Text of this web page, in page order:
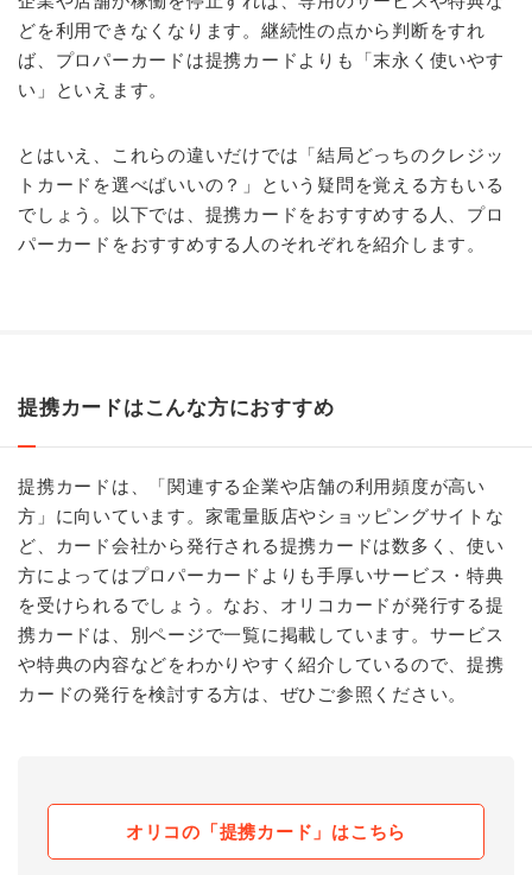
どを利用できなくなります。継続性の点から判断をすれ
ば、プロパーカードは提携カードよりも「末永く使いやす
い」といえます。
とはいえ、これらの違いだけでは「結局どっちのクレジッ
トカードを選べばいいの？」という疑問を覚える方もいる
でしょう。以下では、提携カードをおすすめする人、プロ
パーカードをおすすめする人のそれぞれを紹介します。
提携カードはこんな方におすすめ
提携カードは、「関連する企業や店舗の利用頻度が高い
方」に向いています。家電量販店やショッピングサイトな
ど、カード会社から発行される提携カードは数多く、使い
方によってはプロパーカードよりも手厚いサービス・特典
を受けられるでしょう。なお、オリコカードが発行する提
携カードは、別ページで一覧に掲載しています。サービス
や特典の内容などをわかりやすく紹介しているので、提携
カードの発行を検討する方は、ぜひご参照ください。
オリコの「提携カード」はこちら